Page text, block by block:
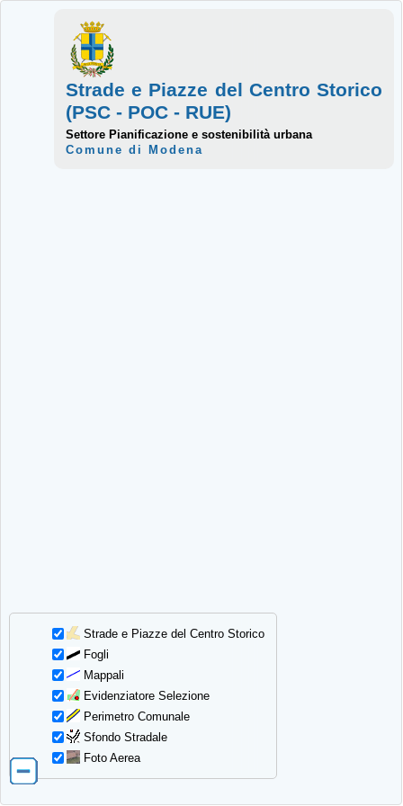
Strade e Piazze del Centro Storico
Fogli
Mappali
Evidenziatore Selezione
Perimetro Comunale
Sfondo Stradale
Foto Aerea
Strade e Piazze del Centro Storico
(PSC - POC - RUE)
Settore Pianificazione e sostenibilità urbana
Comune di Modena